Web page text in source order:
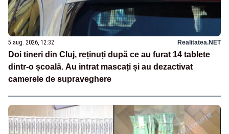
5 aug. 2026, 12:32 Realitatea.NET
Doi tineri din Cluj, reținuți după ce au furat 14 tablete
dintr-o școală. Au intrat mascați și au dezactivat
camerele de supraveghere